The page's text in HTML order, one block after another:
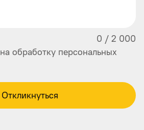
0 / 2 000
на обработку персональных
Откликнуться